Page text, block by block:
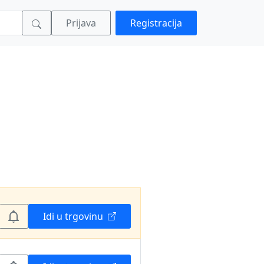
Prijava Registracija
Idi u trgovinu